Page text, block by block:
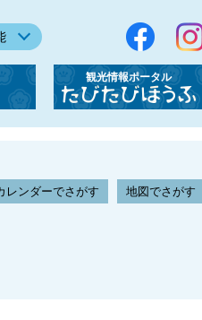
観光情報ポータル
レンダーでさがす 地図でさがす